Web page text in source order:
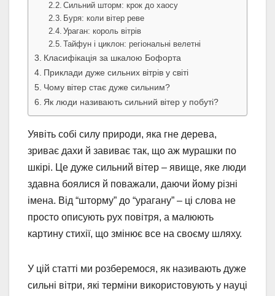
Сильний шторм: крок до хаосу
Буря: коли вітер реве
Ураган: король вітрів
Тайфун і циклон: регіональні велетні
Класифікація за шкалою Бофорта
Приклади дуже сильних вітрів у світі
Чому вітер стає дуже сильним?
Як люди називають сильний вітер у побуті?
Уявіть собі силу природи, яка гне дерева,
зриває дахи й завиває так, що аж мурашки по
шкірі. Це дуже сильний вітер – явище, яке люди
здавна боялися й поважали, даючи йому різні
імена. Від “шторму” до “урагану” – ці слова не
просто описують рух повітря, а малюють
картину стихії, що змінює все на своєму шляху.
У цій статті ми розберемося, як називають дуже
сильні вітри, які терміни використовують у науці